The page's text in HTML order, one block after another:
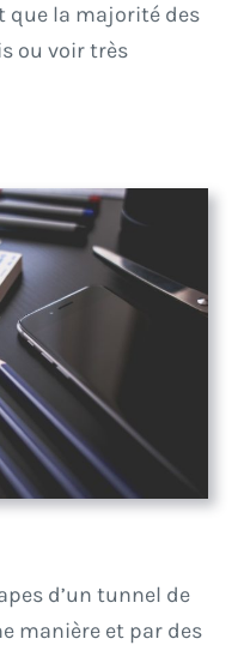
que la majorité des
ou voir très
d’un tunnel de
manière et par des